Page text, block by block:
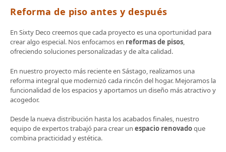
Reforma de piso antes y después
En Sixty Deco creemos que cada proyecto es una oportunidad para
crear algo especial. Nos enfocamos en reformas de pisos,
ofreciendo soluciones personalizadas y de alta calidad.
En nuestro proyecto más reciente en Sástago, realizamos una
reforma integral que modernizó cada rincón del hogar. Mejoramos la
funcionalidad de los espacios y aportamos un diseño más atractivo y
acogedor.
Desde la nueva distribución hasta los acabados finales, nuestro
equipo de expertos trabajó para crear un espacio renovadoque
combina practicidad y estética.